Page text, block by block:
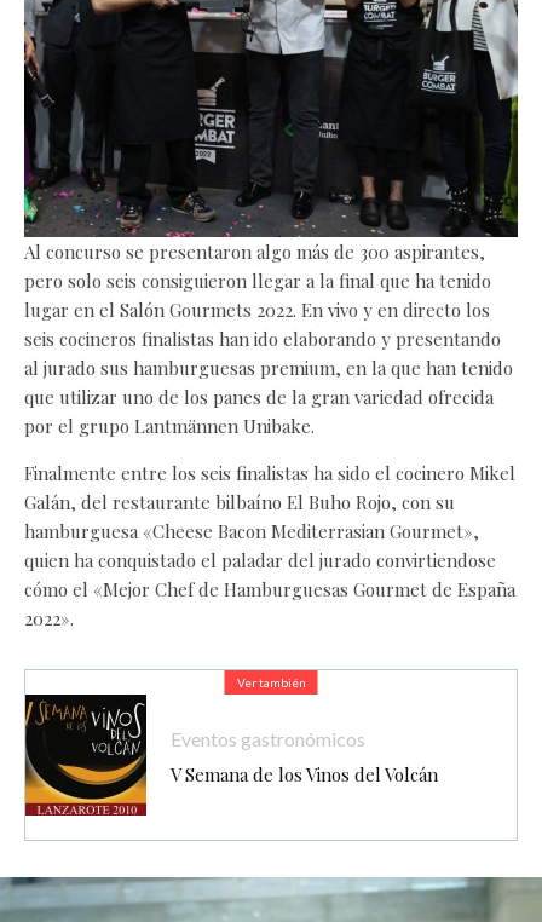
Al concurso se presentaron algo más de 300 aspirantes,
pero solo seis consiguieron llegar a la final que ha tenido
lugar en el Salón Gourmets 2022. En vivo y en directo los
seis cocineros finalistas han ido elaborando y presentando
al jurado sus hamburguesas premium, en la que han tenido
que utilizar uno de los panes de la gran variedad ofrecida
por el grupo Lantmännen Unibake.
Finalmente entre los seis finalistas ha sido el cocinero Mikel
Galán, del restaurante bilbaíno El Buho Rojo, con su
hamburguesa «Cheese Bacon Mediterrasian Gourmet»,
quien ha conquistado el paladar del jurado convirtiendose
cómo el «Mejor Chef de Hamburguesas Gourmet de España
2022».
Ver también
Eventos gastronómicos
V Semana de los Vinos del Volcán